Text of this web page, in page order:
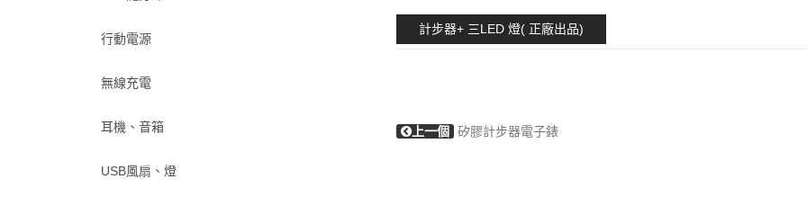
計步器+ 三LED 燈( 正廠出品)
上一個 矽膠計步器電子錶
行動電源
無線充電
耳機、音箱
USB風扇、燈